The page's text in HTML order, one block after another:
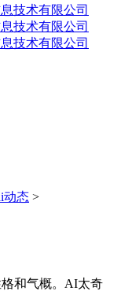
动态 >
和气概。AI太奇